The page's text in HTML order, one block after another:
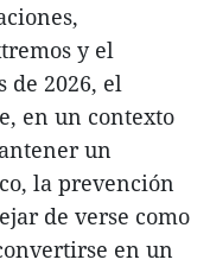
y el
de 2026, el
en un contexto
un
la prevención
de verse como
en un